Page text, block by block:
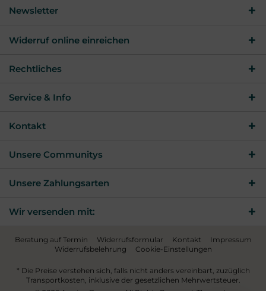
Newsletter
Widerruf online einreichen
Rechtliches
Service & Info
Kontakt
Unsere Communitys
Unsere Zahlungsarten
Wir versenden mit:
Beratung auf Termin Widerrufsformular Kontakt
Impressum
Widerrufsbelehrung
Cookie-Einstellungen
* Die Preise verstehen sich, falls nicht anders vereinbart, zuzüglich
Transportkosten, inklusive der gesetzlichen Mehrwertsteuer.